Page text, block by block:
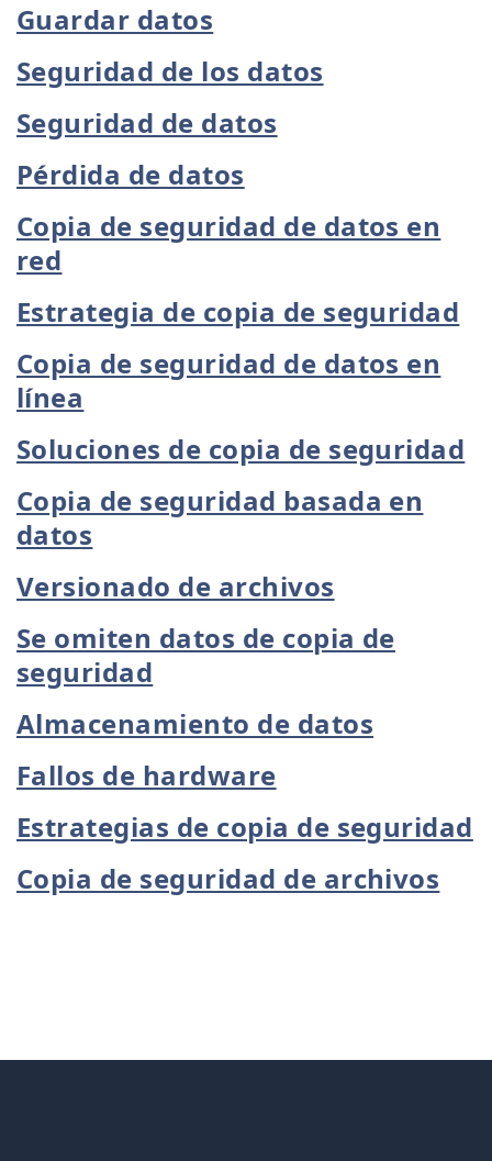
Guardar datos
Seguridad de los datos
Seguridad de datos
Pérdida de datos
Copia de seguridad de datos en
red
Estrategia de copia de seguridad
Copia de seguridad de datos en
línea
Soluciones de copia de seguridad
Copia de seguridad basada en
datos
Versionado de archivos
Se omiten datos de copia de
seguridad
Almacenamiento de datos
Fallos de hardware
Estrategias de copia de seguridad
Copia de seguridad de archivos